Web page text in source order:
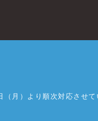
月）より順次対応させ